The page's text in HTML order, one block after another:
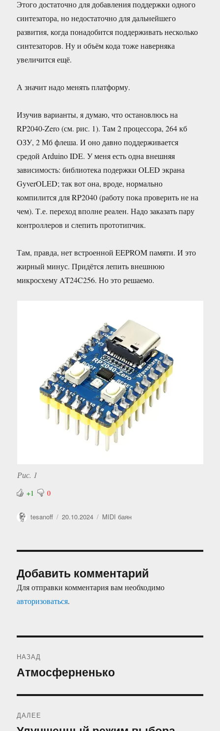
Этого достаточно для добавления поддержки одного
синтезатора, но недостаточно для дальнейшего
развития, когда понадобится поддерживать несколько
синтезаторов. Ну и объём кода тоже наверняка
увеличится ещё.
А значит надо менять платформу.
Изучив варианты, я думаю, что остановлюсь на
RP2040-Zero (см. рис. 1). Там 2 процессора, 264 кб
ОЗУ, 2 Мб флеша. И оно давно поддерживается
средой Arduino IDE. У меня есть одна внешняя
зависимость: библиотека подержки OLED экрана
GyverOLED; так вот она, вроде, нормально
компилится для RP2040 (работу пока проверить не на
чем). Т.е. переход вполне реален. Надо заказать пару
контроллеров и слепить прототипчик.
Там, правда, нет встроенной EEPROM памяти. И это
жирный минус. Придётся лепить внешнюю
микросхему AT24C256. Но это решаемо.
Рис. 1
+1 0
Автор
tesanoff Опубликовано
20.10.2024 Рубрики
MIDI баян
Добавить комментарий
Для отправки комментария вам необходимо
авторизоваться.
по
НАЗАД
Предыдущая
Атмосферненько
ДАЛЕЕ